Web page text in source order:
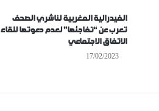
الفيدرالية المغربية لناشري الصحف
تعرب عن “تفاجئها” لعدم دعوتها للقاء
الاتفاق الاجتماعي
17/02/2023